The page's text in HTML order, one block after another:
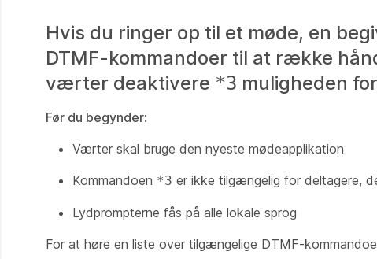
Hvis du ringer op til et møde, en
DTMF-kommandoer til at række
værter deaktivere *3 muligheden
Før du begynder:
Værter skal bruge den nyeste mødeapplikation
Kommandoen *3 er ikke tilgængelig for deltagere,
Lydprompterne fås på alle lokale sprog
For at høre en liste over tilgængelige DTMF-